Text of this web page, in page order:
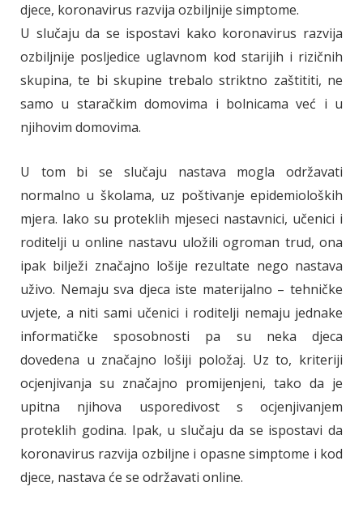
djece, koronavirus razvija ozbiljnije simptome.
U slučaju da se ispostavi kako koronavirus razvija
ozbiljnije posljedice uglavnom kod starijih i rizičnih
skupina, te bi skupine trebalo striktno zaštititi, ne
samo u staračkim domovima i bolnicama već i u
njihovim domovima.
U tom bi se slučaju nastava mogla održavati
normalno u školama, uz poštivanje epidemioloških
mjera. Iako su proteklih mjeseci nastavnici, učenici i
roditelji u online nastavu uložili ogroman trud, ona
ipak bilježi značajno lošije rezultate nego nastava
uživo. Nemaju sva djeca iste materijalno – tehničke
uvjete, a niti sami učenici i roditelji nemaju jednake
informatičke sposobnosti pa su neka djeca
dovedena u značajno lošiji položaj. Uz to, kriteriji
ocjenjivanja su značajno promijenjeni, tako da je
upitna njihova usporedivost s ocjenjivanjem
proteklih godina. Ipak, u slučaju da se ispostavi da
koronavirus razvija ozbiljne i opasne simptome i kod
djece, nastava će se održavati online.